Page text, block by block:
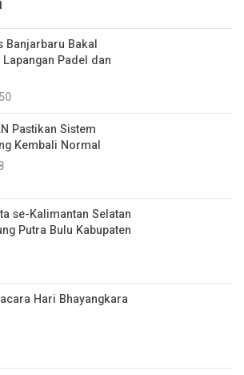
Banjarbaru Bakal
Padel dan
Pastikan Sistem
Kembali Normal
se-Kalimantan Selatan
Putra Bulu Kabupaten
Hari Bhayangkara